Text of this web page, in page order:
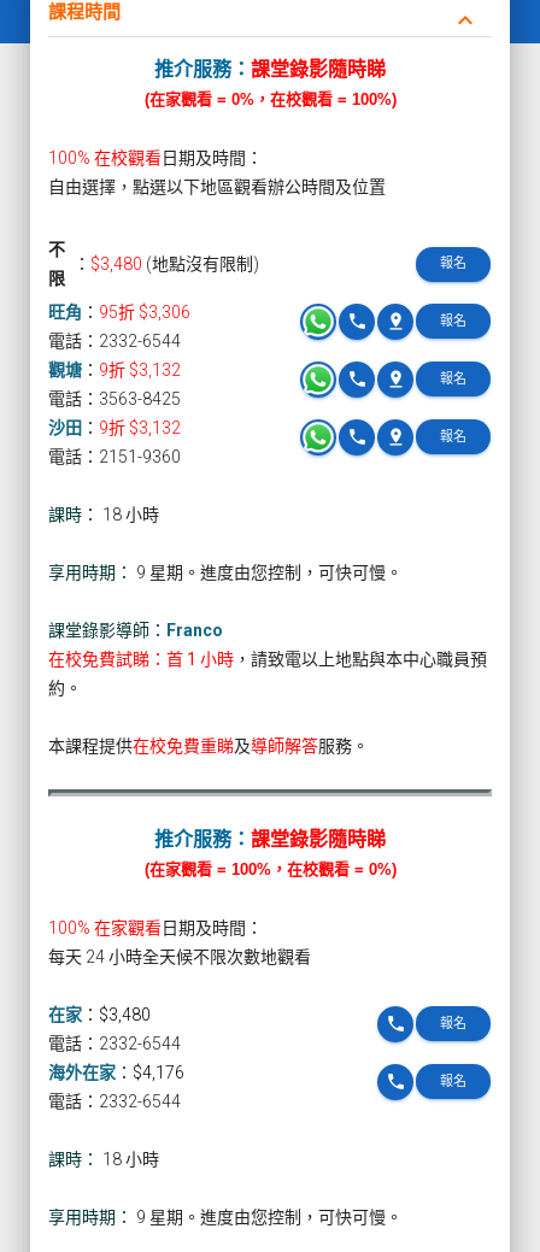
課程時間 keyboard_arrow_down
推介服務： 課堂錄影隨時睇
(在家觀看 = 0%，在校觀看 = 100%)
100% 在校觀看日期及時間：
自由選擇，點選以下地區觀看辦公時間及位置
不
限
： $3,480 (地點沒有限制) 報名
旺角 ： 95折 $3,306 報名
pin_drop
phone
電話：2332-6544
觀塘 ： 9折 $3,132 報名
pin_drop
phone
電話：3563-8425
沙田 ： 9折 $3,132 報名
pin_drop
phone
電話：2151-9360
課時： 18 小時
享用時期： 9 星期。進度由您控制，可快可慢。
課堂錄影導師： Franco
在校免費試睇：首 1 小時 ，請致電以上地點與本中心職員預
約。
本課程提供在校免費重睇及導師解答服務。
推介服務： 課堂錄影隨時睇
(在家觀看 = 100%，在校觀看 = 0%)
100% 在家觀看日期及時間：
每天 24 小時全天候不限次數地觀看
在家 ： $3,480 報名
phone
電話：2332-6544
海外在家 ： $4,176 報名
phone
電話：2332-6544
課時： 18 小時
享用時期： 9 星期。進度由您控制，可快可慢。